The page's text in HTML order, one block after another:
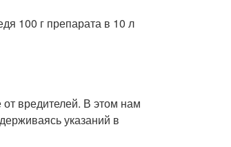
100 г препарата в 10 л
от вредителей. В этом нам
указаний в